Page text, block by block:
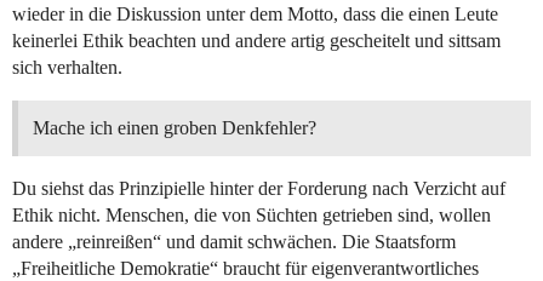
wieder in die Diskussion unter dem Motto, dass die einen Leute
keinerlei Ethik beachten und andere artig gescheitelt und sittsam
sich verhalten.
Mache ich einen groben Denkfehler?
Du siehst das Prinzipielle hinter der Forderung nach Verzicht auf
Ethik nicht. Menschen, die von Süchten getrieben sind, wollen
andere „reinreißen“ und damit schwächen. Die Staatsform
„Freiheitliche Demokratie“ braucht für eigenverantwortliches